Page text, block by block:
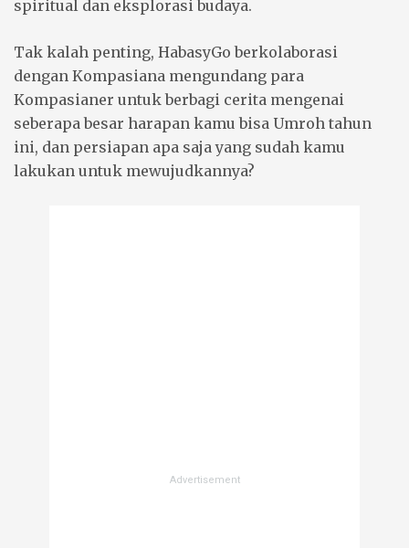
spiritual dan eksplorasi budaya.
Tak kalah penting, HabasyGo berkolaborasi
dengan Kompasiana mengundang para
Kompasianer untuk berbagi cerita mengenai
seberapa besar harapan kamu bisa Umroh tahun
ini, dan persiapan apa saja yang sudah kamu
lakukan untuk mewujudkannya?